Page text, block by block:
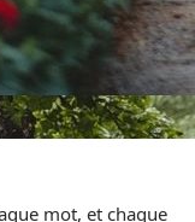
mot, et chaque